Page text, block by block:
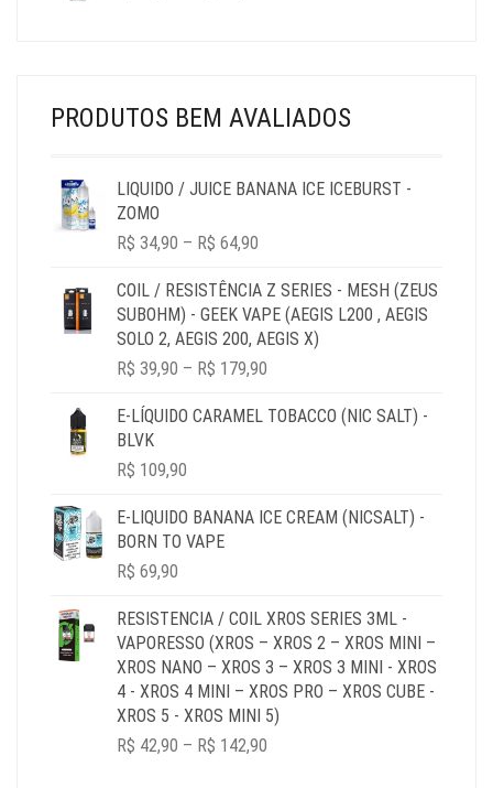
PRODUTOS BEM AVALIADOS
LIQUIDO / JUICE BANANA ICE ICEBURST -
ZOMO
R$ 34,90 – R$ 64,90
R$ 34,90
THROUGH
R$ 64,90
COIL / RESISTÊNCIA Z SERIES - MESH (ZEUS
SUBOHM) - GEEK VAPE (AEGIS L200 , AEGIS
SOLO 2, AEGIS 200, AEGIS X)
R$ 39,90 – R$ 179,90
R$ 39,90
E-LÍQUIDO CARAMEL TOBACCO (NIC SALT) -
BLVK
R$ 109,90
E-LIQUIDO BANANA ICE CREAM (NICSALT) -
BORN TO VAPE
R$ 69,90
RESISTENCIA / COIL XROS SERIES 3ML -
VAPORESSO (XROS – XROS 2 – XROS MINI –
XROS NANO – XROS 3 – XROS 3 MINI - XROS
4 - XROS 4 MINI – XROS PRO – XROS CUBE -
XROS 5 - XROS MINI 5)
R$ 42,90 – R$ 142,90